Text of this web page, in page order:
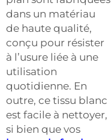
dans un matériau
de haute qualité,
conçu pour résister
à l’usure liée à une
utilisation
quotidienne. En
outre, ce tissu blanc
est facile à nettoyer,
si bien que vos